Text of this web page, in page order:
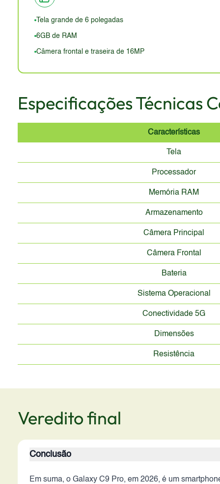
menos atraente em comparação com os modelos de
de resistência à água e poeira.
Tela grande de 6 polegadas
6GB de RAM
Câmera frontal e traseira de 16MP
Especificações Técnicas
Características
Tela
Processador
Memória RAM
Armazenamento
Câmera Principal
Câmera Frontal
Bateria
Sistema Operacional
Conectividade 5G
Dimensões
Resistência
Veredito final
Conclusão
Em suma, o Galaxy C9 Pro, em 2026, é um